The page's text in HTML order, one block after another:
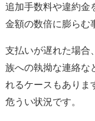
追加手数料や違約金
金額の数倍に膨らむ
支払いが遅れた場合
族への執拗な連絡な
れるケースもありま
危うい状況です。